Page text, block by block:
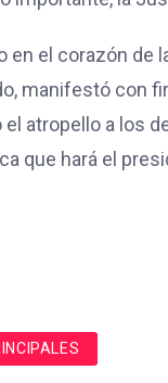
en el corazón de
manifestó con
atropello a los
que hará el